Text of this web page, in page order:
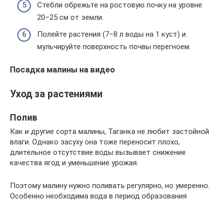
Стебли обрежьте на ростовую почку на уровне
20–25 см от земли.
Полейте растения (7–8 л воды на 1 куст) и
мульчируйте поверхность почвы перегноем.
Посадка малины на видео
Уход за растениями
Полив
Как и другие сорта малины, Таганка не любит застойной
влаги. Однако засуху она тоже переносит плохо,
длительное отсутствие воды вызывает снижение
качества ягод и уменьшение урожая.
Поэтому малину нужно поливать регулярно, но умеренно.
Особенно необходима вода в период образования